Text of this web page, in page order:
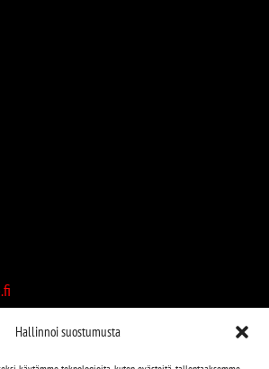
Hallinnoi suostumusta